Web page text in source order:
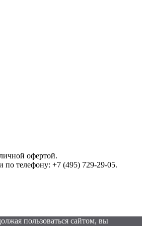
офертой.
телефону: +7 (495) 729-29-05.
пользоваться сайтом, вы